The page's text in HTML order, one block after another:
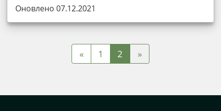
Оновлено 07.12.2021
« 1 2 »